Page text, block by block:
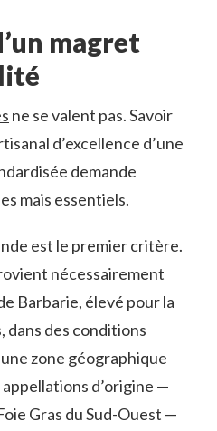
magret
ne se valent pas. Savoir
d’excellence d’une
demande
mais essentiels.
est le premier critère.
nécessairement
Barbarie, élevé pour la
dans des conditions
zone géographique
d’origine —
Gras du Sud-Ouest —